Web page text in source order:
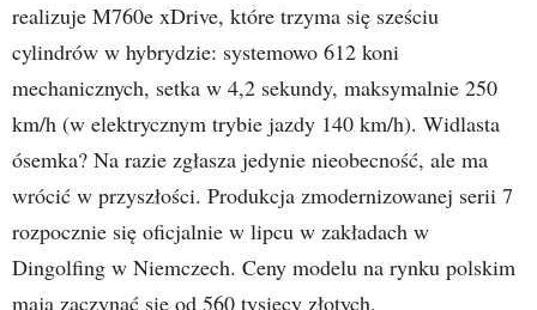
realizuje M760e xDrive, które trzyma się sześciu
cylindrów w hybrydzie: systemowo 612 koni
mechanicznych, setka w 4,2 sekundy, maksymalnie 250
km/h (w elektrycznym trybie jazdy 140 km/h). Widlasta
ósemka? Na razie zgłasza jedynie nieobecność, ale ma
wrócić w przyszłości. Produkcja zmodernizowanej serii 7
rozpocznie się oficjalnie w lipcu w zakładach w
Dingolfing w Niemczech. Ceny modelu na rynku polskim
mają zaczynać się od 560 tysięcy złotych.